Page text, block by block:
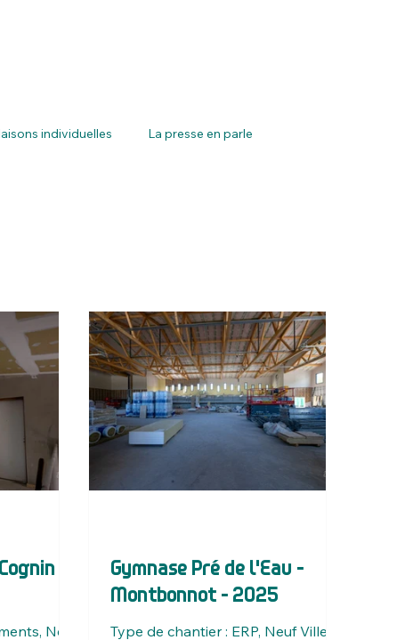
individuelles La presse en parle
-
Neuf
Gymnase Pré de l'Eau -
Montbonnot - 2025
Type de chantier : ERP, Neuf Ville :